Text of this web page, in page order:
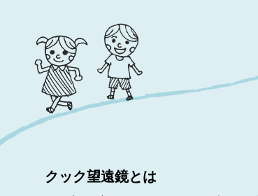
クック望遠鏡とは